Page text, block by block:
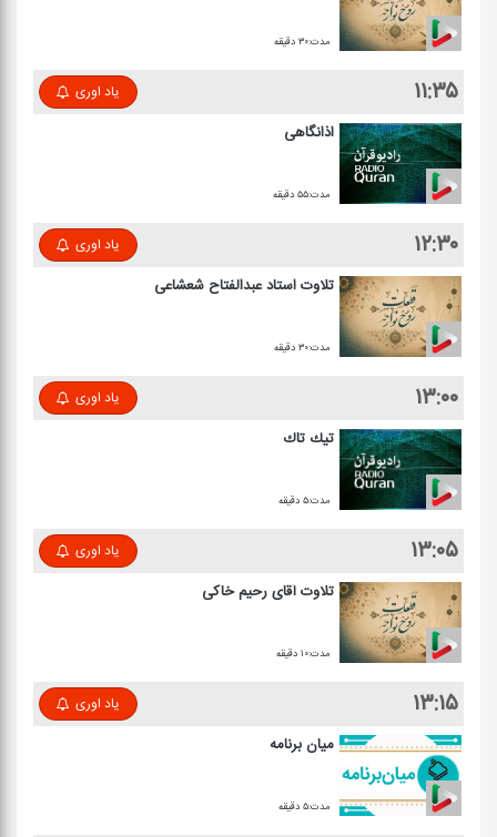
مدت:۳۰ دقیقه
۱۱:۳۵ یاد اوری
اذانگاهی
مدت:۵۵ دقیقه
۱۲:۳۰ یاد اوری
تلاوت استاد عبدالفتاح شعشاعی
مدت:۳۰ دقیقه
۱۳:۰۰ یاد اوری
تیك تاك
مدت:۵ دقیقه
۱۳:۰۵ یاد اوری
تلاوت آقای رحیم خاكی
مدت:۱۰ دقیقه
۱۳:۱۵ یاد اوری
میان برنامه
مدت:۵ دقیقه